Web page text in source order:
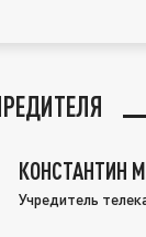
КОНСТАНТИН
Учредитель